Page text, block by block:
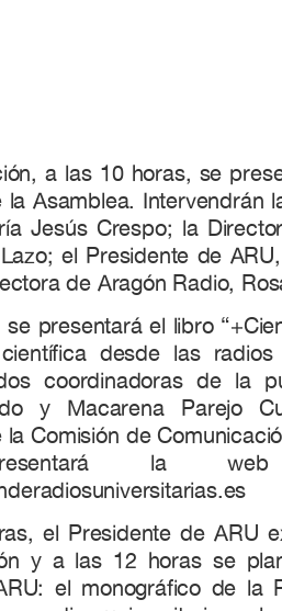
a las 10 horas, se
Asamblea. Intervendrán
Jesús Crespo; la
el Presidente de
de Aragón Radio,
presentará el libro
desde las radios
coordinadoras de la
y Macarena Parejo
Comisión de
la
el Presidente de ARU
y a las 12 horas se
el monográfico de la